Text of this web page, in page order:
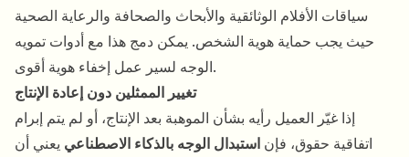
سياقات الأفلام الوثائقية والأبحاث والصحافة والرعاية الصحية
حيث يجب حماية هوية الشخص. يمكن دمج هذا مع أدوات تمويه
الوجهلسير عمل إخفاء هوية أقوى.
تغيير الممثلين دون إعادة الإنتاج
إذا غيّر العميل رأيه بشأن الموهبة بعد الإنتاج، أو لم يتم إبرام
اتفاقية حقوق، فإن استبدال الوجه بالذكاء الاصطناعي يعني أن